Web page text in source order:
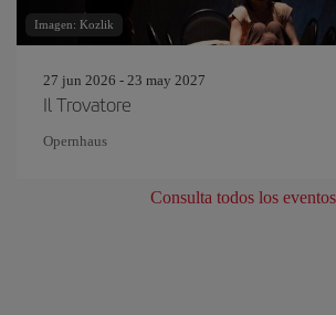
Imagen: Kozlik
27 jun 2026 - 23 may 2027
Il Trovatore
Opernhaus
Consulta todos los